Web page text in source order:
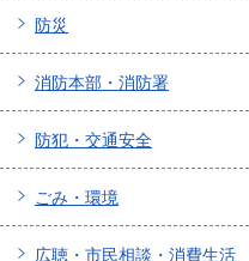
防災
消防本部・消防署
防犯・交通安全
ごみ・環境
広聴・市民相談・消費生活